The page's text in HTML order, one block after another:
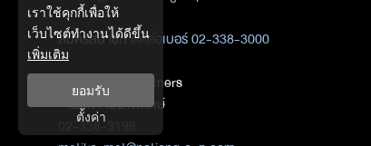
สมัครสมาชิกติดต่อเบอร์ 02-338-3000
ติดต่อ Media Partners
- เมธิกา เมธาพิทักษ์
02-338-3198
เราใช้คุกกี้เพื่อให้
เว็บไซต์ทำงานได้ดีขึ้น
เพิ่มเติม
ยอมรับ
ตั้งค่า